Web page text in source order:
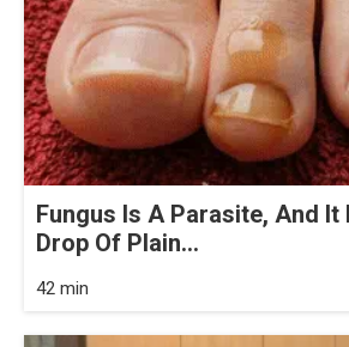
Fungus Is A Parasite, And It
Drop Of Plain...
42 min